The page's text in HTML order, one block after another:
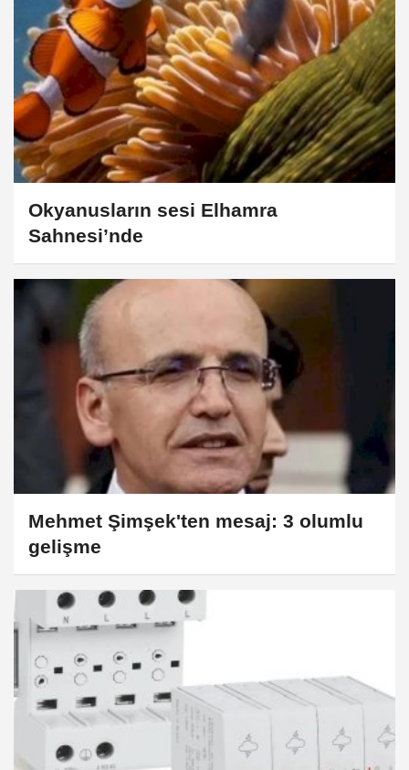
Okyanusların sesi Elhamra
Sahnesi’nde
Mehmet Şimşek'ten mesaj: 3 olumlu
gelişme